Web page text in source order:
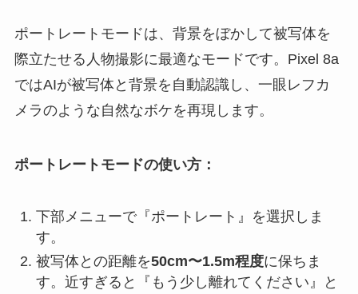
ポートレートモードは、背景をぼかして被写体を
際立たせる人物撮影に最適なモードです。Pixel 8a
ではAIが被写体と背景を自動認識し、一眼レフカ
メラのような自然なボケを再現します。
ポートレートモードの使い方：
下部メニューで『ポートレート』を選択しま
す。
被写体との距離を50cm〜1.5m程度に保ちま
す。近すぎると『もう少し離れてください』と